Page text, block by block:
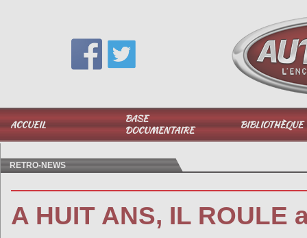
ACCUEIL
BASE
DOCUMENTAIRE
BIBLIOTHÈQUE
06 51 040 025
RETRO-NEWS
A HUIT ANS, IL ROULE